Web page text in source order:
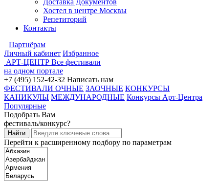
Доставка Документов
Хостел в центре Москвы
Репетиторий
Контакты
Партнёрам
Личный кабинет Избранное
АРТ-ЦЕНТР Все фестивали
на одном портале
+7 (495) 152-42-32 Написать нам
ФЕСТИВАЛИ ОЧНЫЕ ЗАОЧНЫЕ КОНКУРСЫ
КАНИКУЛЫ МЕЖДУНАРОДНЫЕ Конкурсы Арт-Центра
Популярные
Подобрать Вам
фестиваль/конкурс?
Перейти к расширенному подбору по параметрам